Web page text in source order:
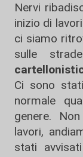
Nervi
inizio di
ci siamo
sulle
Ci sono
normale
genere.
lavori,
stati